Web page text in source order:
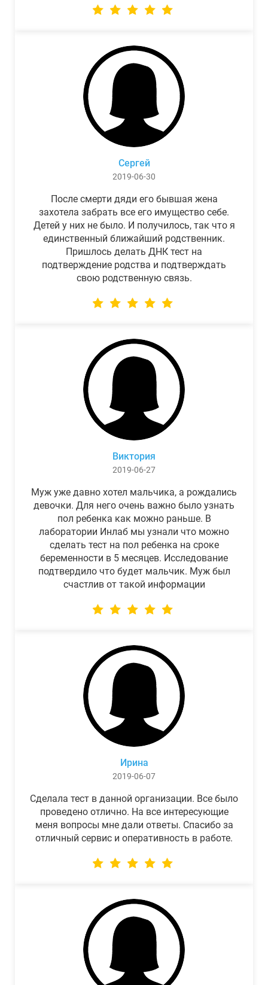
Сергей
2019-06-30
После смерти дяди его бывшая жена
захотела забрать все его имущество себе.
Детей у них не было. И получилось, так что я
единственный ближайший родственник.
Пришлось делать ДНК тест на
подтверждение родства и подтверждать
свою родственную связь.
Виктория
2019-06-27
Муж уже давно хотел мальчика, а рождались
девочки. Для него очень важно было узнать
пол ребенка как можно раньше. В
лаборатории Инлаб мы узнали что можно
сделать тест на пол ребенка на сроке
беременности в 5 месяцев. Исследование
подтвердило что будет мальчик. Муж был
счастлив от такой информации
Ирина
2019-06-07
Сделала тест в данной организации. Все было
проведено отлично. На все интересующие
меня вопросы мне дали ответы. Спасибо за
отличный сервис и оперативность в работе.